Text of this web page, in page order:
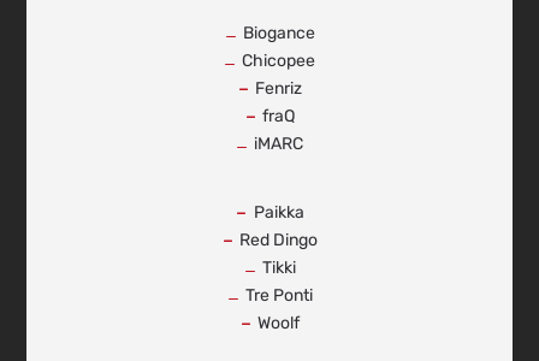
Biogance
Chicopee
Fenriz
fraQ
iMARC
Paikka
Red Dingo
Tikki
Tre Ponti
Woolf